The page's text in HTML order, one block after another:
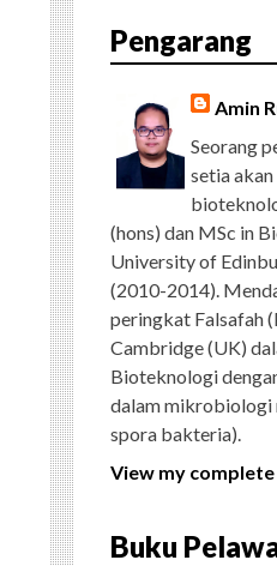
T
T
E
R
L
E
L
U
S
A
G
A
Pengarang
Amin
Seorang
setia
(hons) dan MSc in
University of
(2010-2014).
peringkat Falsafah
Cambridge (UK)
Bioteknologi
dalam mikrobiologi
spora bakteria).
View my
Buku